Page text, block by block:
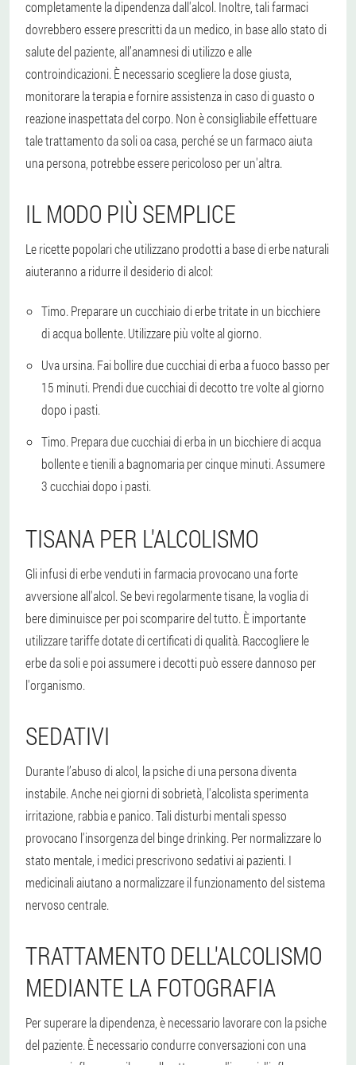
completamente la dipendenza dall'alcol. Inoltre, tali farmaci
dovrebbero essere prescritti da un medico, in base allo stato di
salute del paziente, all’anamnesi di utilizzo e alle
controindicazioni. È necessario scegliere la dose giusta,
monitorare la terapia e fornire assistenza in caso di guasto o
reazione inaspettata del corpo. Non è consigliabile effettuare
tale trattamento da soli oa casa, perché se un farmaco aiuta
una persona, potrebbe essere pericoloso per un'altra.
IL MODO PIÙ SEMPLICE
Le ricette popolari che utilizzano prodotti a base di erbe naturali
aiuteranno a ridurre il desiderio di alcol:
Timo. Preparare un cucchiaio di erbe tritate in un bicchiere
di acqua bollente. Utilizzare più volte al giorno.
Uva ursina. Fai bollire due cucchiai di erba a fuoco basso per
15 minuti. Prendi due cucchiai di decotto tre volte al giorno
dopo i pasti.
Timo. Prepara due cucchiai di erba in un bicchiere di acqua
bollente e tienili a bagnomaria per cinque minuti. Assumere
3 cucchiai dopo i pasti.
TISANA PER L'ALCOLISMO
Gli infusi di erbe venduti in farmacia provocano una forte
avversione all'alcol. Se bevi regolarmente tisane, la voglia di
bere diminuisce per poi scomparire del tutto. È importante
utilizzare tariffe dotate di certificati di qualità. Raccogliere le
erbe da soli e poi assumere i decotti può essere dannoso per
l'organismo.
SEDATIVI
Durante l’abuso di alcol, la psiche di una persona diventa
instabile. Anche nei giorni di sobrietà, l'alcolista sperimenta
irritazione, rabbia e panico. Tali disturbi mentali spesso
provocano l'insorgenza del binge drinking. Per normalizzare lo
stato mentale, i medici prescrivono sedativi ai pazienti. I
medicinali aiutano a normalizzare il funzionamento del sistema
nervoso centrale.
TRATTAMENTO DELL'ALCOLISMO
MEDIANTE LA FOTOGRAFIA
Per superare la dipendenza, è necessario lavorare con la psiche
del paziente. È necessario condurre conversazioni con una